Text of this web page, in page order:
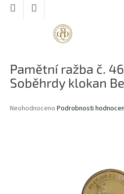
Přejít
Pamětní ražba č.
Soběhrdy klokan
Průměrné
Neohodnoceno Podrobnosti